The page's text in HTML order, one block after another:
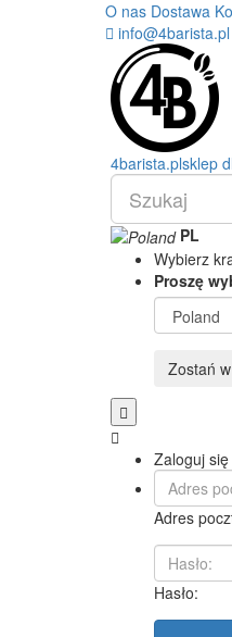
O nas Dostawa
info@4barista.pl
4barista.plsklep
PL
Wybierz
Proszę
Zostań w
Zaloguj się
Adres
Hasło: